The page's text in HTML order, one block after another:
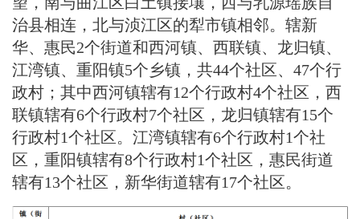
治县相连，北与浈江区的犁市镇相邻。辖新
华、惠民2个街道和西河镇、西联镇、龙归镇、
江湾镇、重阳镇5个乡镇，共44个社区、47个行
政村；其中西河镇辖有12个行政村4个社区，西
联镇辖有6个行政村7个社区，龙归镇辖有15个
行政村1个社区。江湾镇辖有6个行政村1个社
区，重阳镇辖有8个行政村1个社区，惠民街道
辖有13个社区，新华街道辖有17个社区。